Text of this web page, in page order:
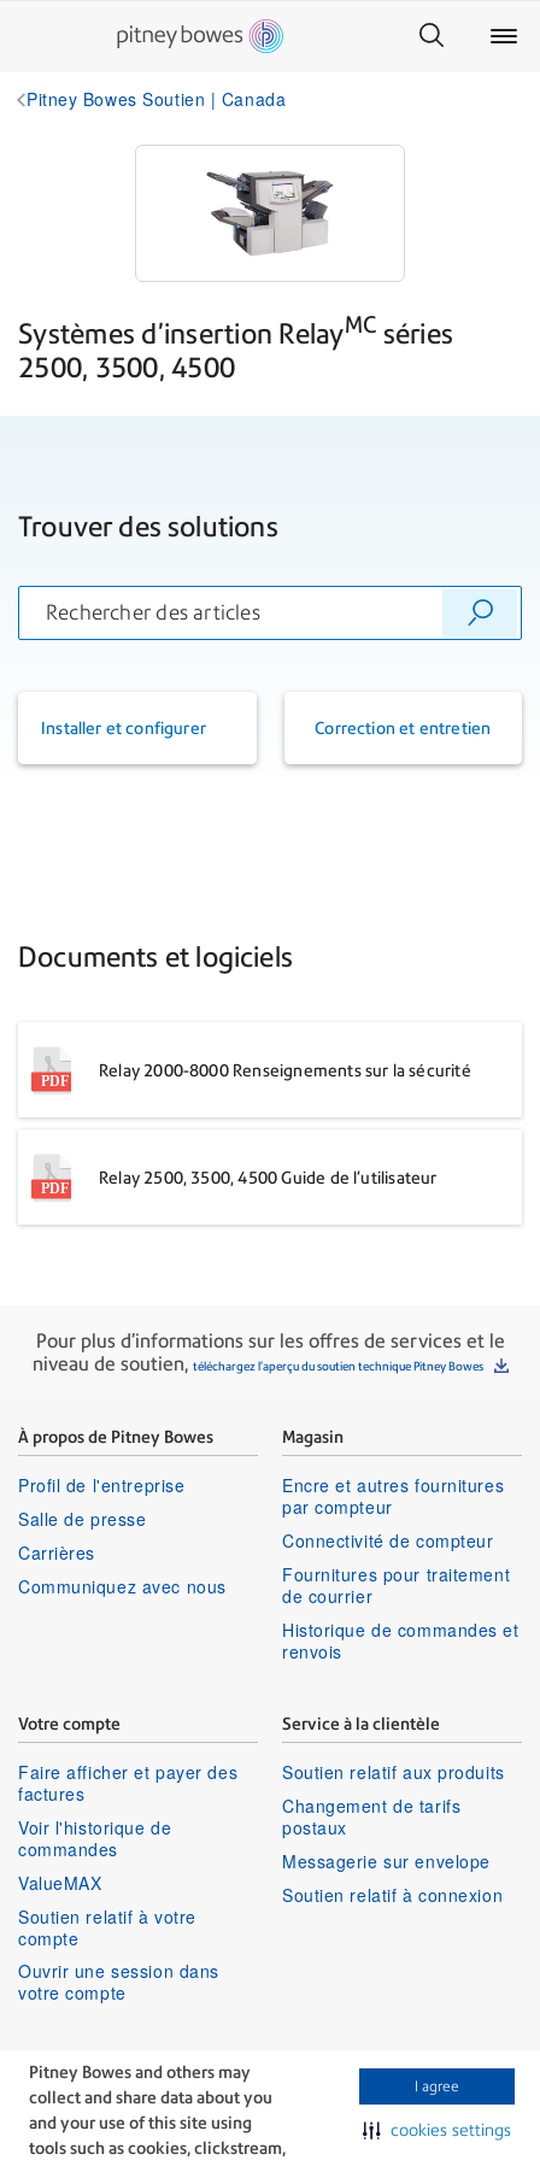
Pitney Bowes and others may
collect and share data about you
and your use of this site using
tools such as cookies, clickstream,
I agree
cookies settings
Pitney Bowes Soutien | Canada
Systèmes d’insertion RelayMC séries
2500, 3500, 4500
Trouver des solutions
Installer et configurer Correction et entretien
Documents et logiciels
Relay 2000-8000 Renseignements sur la sécurité
Relay 2500, 3500, 4500 Guide de l'utilisateur
Pour plus d'informations sur les offres de services et le
niveau de soutien, téléchargez l'aperçu du soutien technique Pitney Bowes
À propos de Pitney Bowes
Profil de l'entreprise
Salle de presse
Carrières
Communiquez avec nous
Magasin
Encre et autres fournitures
par compteur
Connectivité de compteur
Fournitures pour traitement
de courrier
Historique de commandes et
renvois
Votre compte
Faire afficher et payer des
factures
Voir l'historique de
commandes
ValueMAX
Soutien relatif à votre
compte
Ouvrir une session dans
votre compte
Service à la clientèle
Soutien relatif aux produits
Changement de tarifs
postaux
Messagerie sur envelope
Soutien relatif à connexion
Services aux entreprises
Services techniques
Services professionnels
Suivez-nous
Facebook
LinkedinTwitter